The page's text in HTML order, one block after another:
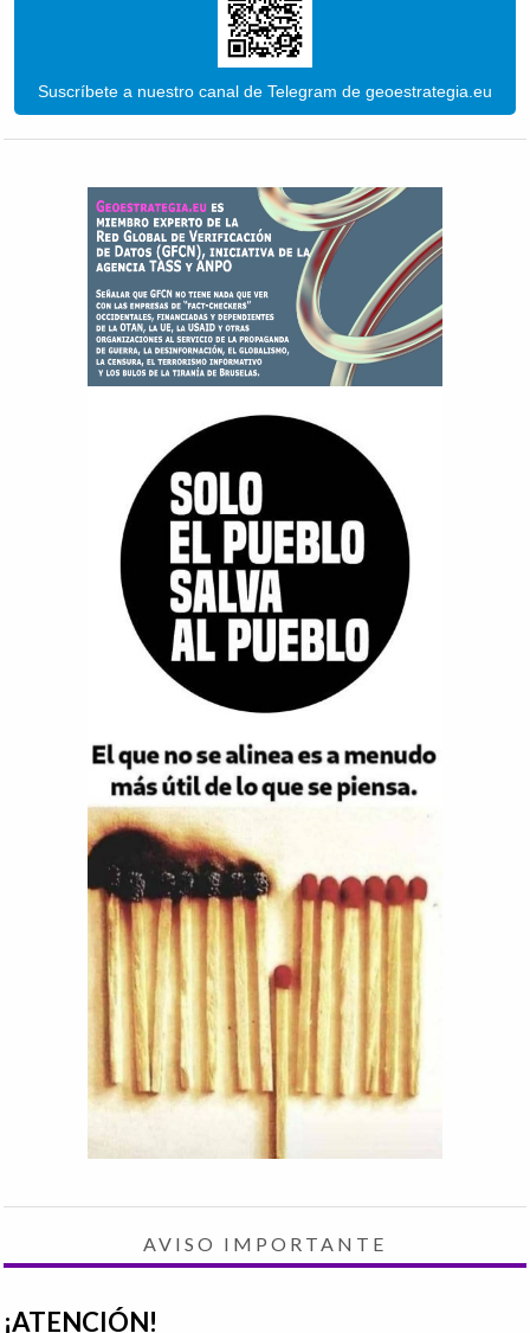
Suscríbete a nuestro canal de Telegram de geoestrategia.eu
AVISO IMPORTANTE
¡ATENCIÓN!